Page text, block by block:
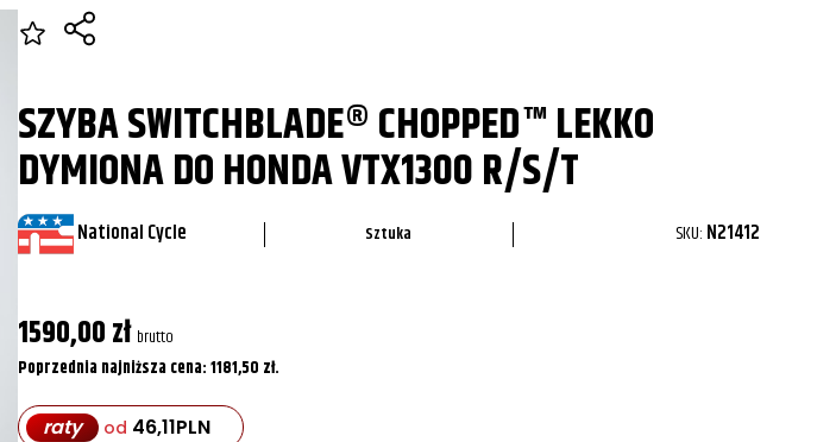
SZYBA SWITCHBLADE® CHOPPED™ LEKKO
DYMIONA DO HONDA VTX1300 R/S/T
National Cycle Sztuka SKU: N21412
1590,00zł brutto
Poprzednia najniższa cena:1181,50 zł.
raty od 46,11PLN